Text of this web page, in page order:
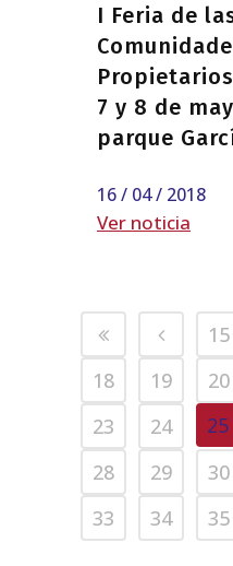
I Feria de
7 y 8 de
parque
16 / 04 / 2018
Ver noticia
15
18
19 20
23
24 25
28
29 30
33
34 35